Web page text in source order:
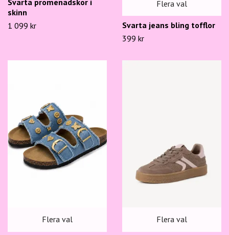
Svarta promenadskor i
skinn
1 099 kr
Flera val
Svarta jeans bling tofflor
399 kr
Flera val Flera val